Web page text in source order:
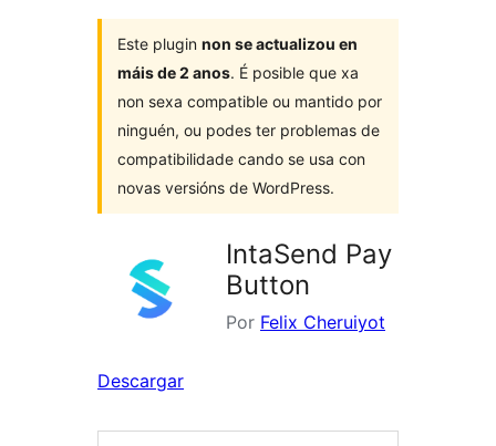
Este plugin non se actualizou en
máis de 2 anos. É posible que xa
non sexa compatible ou mantido por
ninguén, ou podes ter problemas de
compatibilidade cando se usa con
novas versións de WordPress.
IntaSend Pay
Button
Por Felix Cheruiyot
Descargar